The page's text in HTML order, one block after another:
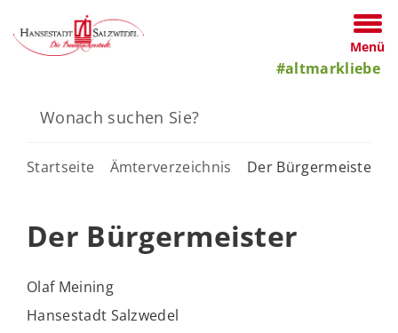
Menü
#altmarkliebe
Startseite Ämterverzeichnis Der Bürgermeister
Der Bürgermeister
Olaf Meining
Hansestadt Salzwedel